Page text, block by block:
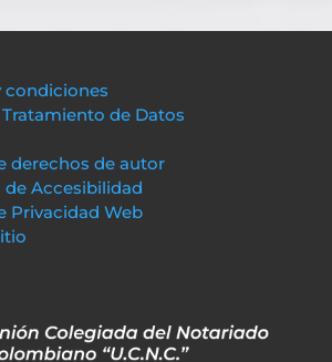
condiciones
Tratamiento de Datos
derechos de autor
de Accesibilidad
Privacidad Web